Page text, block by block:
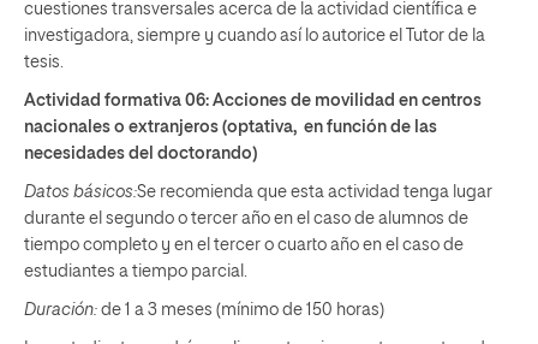
cuestiones transversales acerca de la actividad científica e
investigadora, siempre y cuando así lo autorice el Tutor de la
tesis.
Actividad formativa 06: Acciones de movilidad en centros
nacionales o extranjeros (optativa, en función de las
necesidades del doctorando)
Datos básicos:Se recomienda que esta actividad tenga lugar
durante el segundo o tercer año en el caso de alumnos de
tiempo completo y en el tercer o cuarto año en el caso de
estudiantes a tiempo parcial.
Duración: de 1 a 3 meses (mínimo de 150 horas)